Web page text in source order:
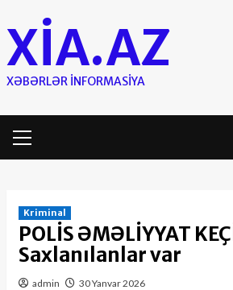
to
content
XIA.AZ
XƏBƏRLƏR INFORMASIYA
Menu
Kriminal
POLİS ƏMƏLİYYAT
Saxlanılanlar var
admin 30 Yanvar 2026